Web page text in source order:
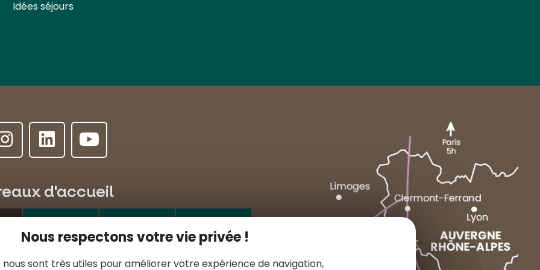
Idées séjours
d'accueil
l'Hôtel de ville
Nous respectons votre vie privée !
nous sont très utiles pour améliorer votre expérience de navigation,